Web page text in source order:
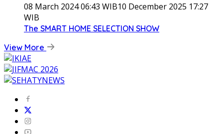
08 March 2024 06:43 WIB10 December 2025 17:27
WIB
The SMART HOME SELECTION SHOW
View More